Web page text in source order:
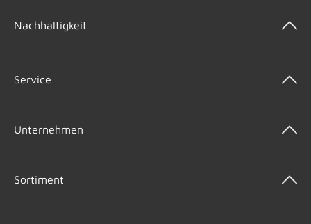
Nachhaltigkeit
Service
Unternehmen
Sortiment